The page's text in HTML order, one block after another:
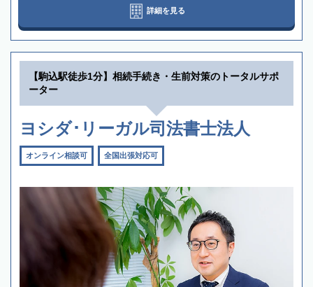
詳細を見る
【駒込駅徒歩1分】相続手続き・生前対策のトータルサポ
ーター
ヨシダ･リーガル司法書士法人
オンライン相談可 全国出張対応可